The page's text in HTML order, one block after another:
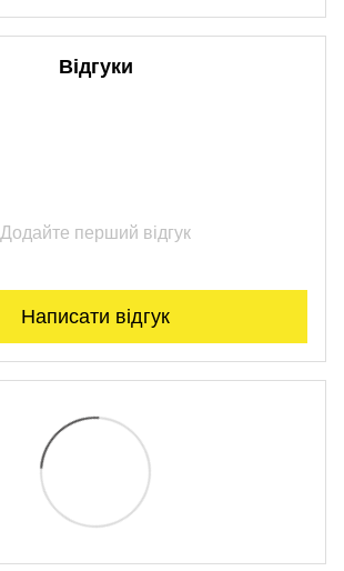
Відгуки
Додайте перший відгук
Написати відгук